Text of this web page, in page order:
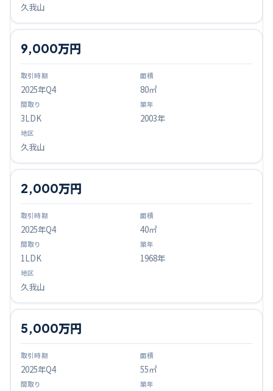
久我山
2025年Q4
9,000万円
80㎡
3LDK 2003年
久我山
2025年Q4
2,000万円
40㎡
1LDK 1968年
久我山
2025年Q4
5,000万円
55㎡